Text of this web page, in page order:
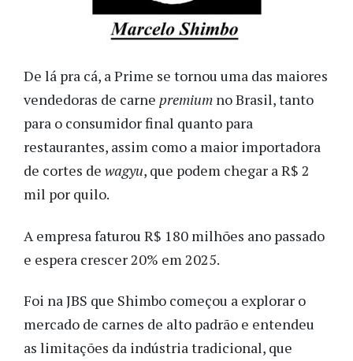
De lá pra cá, a Prime se tornou uma das maiores
vendedoras de carne premium no Brasil, tanto
para o consumidor final quanto para
restaurantes, assim como a maior importadora
de cortes de wagyu, que podem chegar a R$ 2
mil por quilo.
A empresa faturou R$ 180 milhões ano passado
e espera crescer 20% em 2025.
Foi na JBS que Shimbo começou a explorar o
mercado de carnes de alto padrão e entendeu
as limitações da indústria tradicional, que